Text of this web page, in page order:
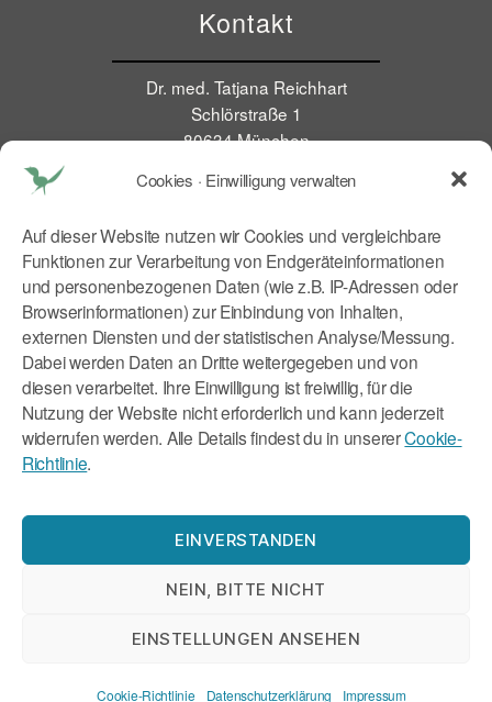
Cookies · Einwilligung verwalten
Auf dieser Website nutzen wir Cookies und vergleichbare
Funktionen zur Verarbeitung von Endgeräteinformationen
und personenbezogenen Daten (wie z.B. IP-Adressen oder
Browserinformationen) zur Einbindung von Inhalten,
externen Diensten und der statistischen Analyse/Messung.
Dabei werden Daten an Dritte weitergegeben und von
diesen verarbeitet. Ihre Einwilligung ist freiwillig, für die
Nutzung der Website nicht erforderlich und kann jederzeit
widerrufen werden. Alle Details findest du in unsererCookie-
Richtlinie.
EINVERSTANDEN
NEIN, BITTE NICHT
EINSTELLUNGEN ANSEHEN
Cookie-Richtlinie Datenschutzerklärung Impressum
Kontakt
Dr. med. Tatjana Reichhart
Schlörstraße 1
80634 München
Mobil: +49 179 9046773
Rechtliches
Impressum
Datenschutzerklärung
Cookie-Richtlinie (EU)